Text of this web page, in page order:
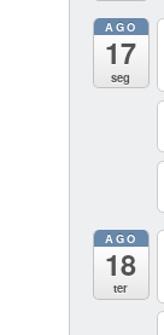
AGO
17
seg
AGO
18
ter